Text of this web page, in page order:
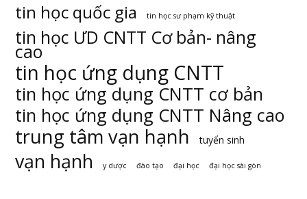
tin học quốc gia tin học sư phạm kỹ thuật
tin học ƯD CNTT Cơ bản- nâng
cao
tin học ứng dụng CNTT
tin học ứng dụng CNTT cơ bản
tin học ứng dụng CNTT Nâng cao
trung tâm vạn hạnh tuyển sinh
vạn hạnh y dược đào tạo đại học đại học sài gòn